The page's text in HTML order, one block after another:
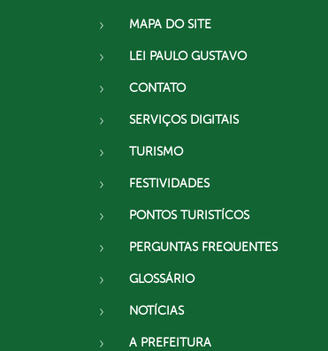
MAPA DO SITE
LEI PAULO GUSTAVO
CONTATO
SERVIÇOS DIGITAIS
TURISMO
FESTIVIDADES
PONTOS TURISTÍCOS
PERGUNTAS FREQUENTES
GLOSSÁRIO
NOTÍCIAS
A PREFEITURA